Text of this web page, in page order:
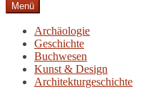
Menü
Archäologie
Geschichte
Buchwesen
Kunst & Design
Architekturgeschichte